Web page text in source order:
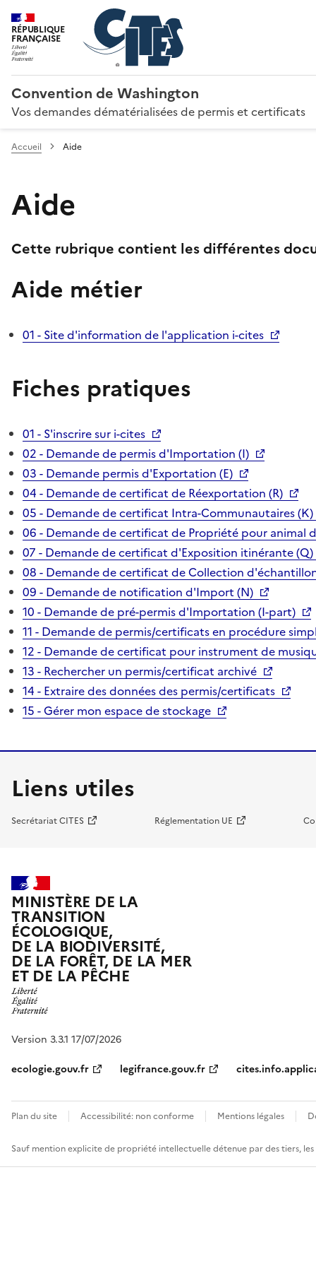
RÉPUBLIQUE
FRANÇAISE
Convention de Washington
Vos demandes dématérialisées de permis et certificats
Accueil Aide
Aide
Cette rubrique contient les différentes
Aide métier
01 - Site d'information de l'application i-cites
Fiches pratiques
01 - S'inscrire sur i-cites
02 - Demande de permis d'Importation (I)
03 - Demande permis d'Exportation (E)
04 - Demande de certificat de Réexportation (R)
05 - Demande de certificat Intra-Communautaires (K)
06 - Demande de certificat de Propriété pour animal
07 - Demande de certificat d'Exposition itinérante (Q)
08 - Demande de certificat de Collection
09 - Demande de notification d'Import (N)
10 - Demande de pré-permis d'Importation (I-part)
11 - Demande de permis/certificats en procédure
12 - Demande de certificat pour instrument de
13 - Rechercher un permis/certificat archivé
14 - Extraire des données des permis/certificats
15 - Gérer mon espace de stockage
Liens utiles
Secrétariat CITES Réglementation UE
MINISTÈRE DE LA
TRANSITION
ÉCOLOGIQUE,
DE LA BIODIVERSITÉ,
DE LA FORÊT, DE LA MER
ET DE LA PÊCHE
Version 3.3.1 17/07/2026
ecologie.gouv.fr
legifrance.gouv.fr
Plan du site Accessibilité: non conforme Mentions légales
Sauf mention explicite de propriété intellectuelle détenue par des tiers,